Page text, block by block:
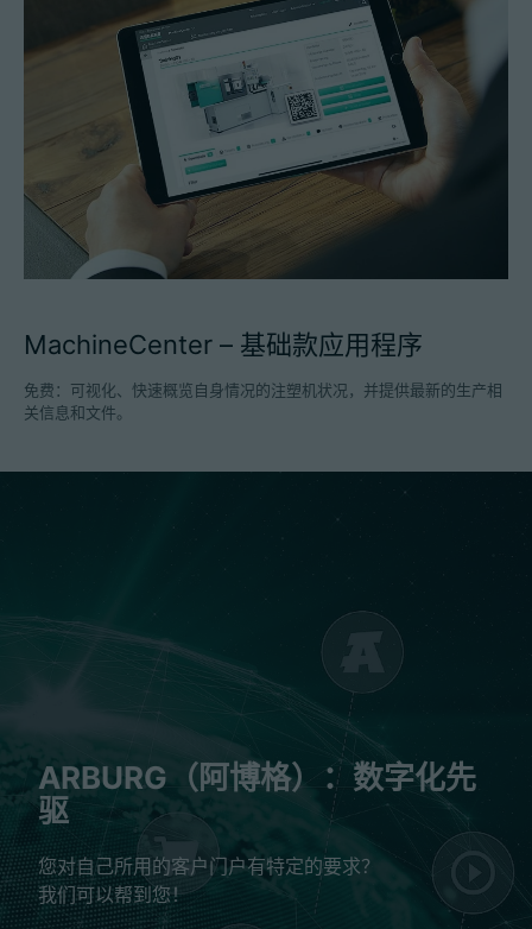
MachineCenter – 基础款应用程序
免费：可视化、快速概览自身情况的注塑机状况，并提供最新的生产相
关信息和文件。
ARBURG（阿博格）：数字化先
驱
您对自己所用的客户门户有特定的要求？
我们可以帮到您！